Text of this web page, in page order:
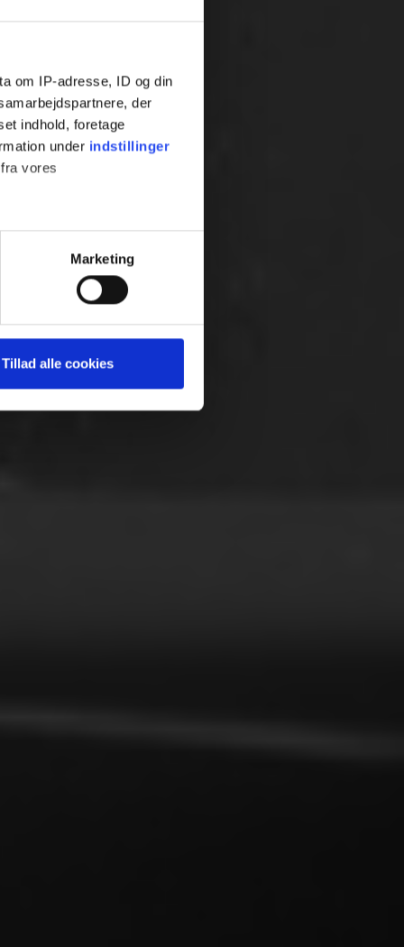
om IP-adresse, ID og din
der
indhold, foretage
under indstillinger
vores
for sociale medier,
oplysninger, du har givet
Marketing
Tillad alle cookies